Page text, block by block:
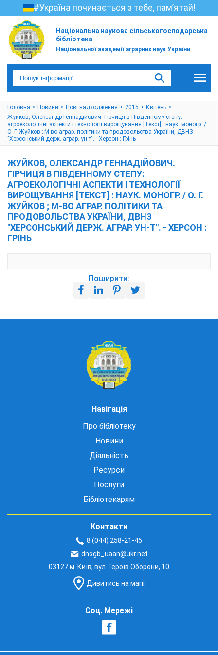
#Україна починається з тебе, пам’ятай!
Національна наукова сільськогосподарська
бібліотека
Національної академії аграрних наук України
Головна Новини Нові надходження 2015
Квітень
Жуйков, Олександр Геннадійович. Гірчиця в Південному степу:
агроекологічні аспекти і технології вирощування [Текст] : наук. моногр. /
О. Г. Жуйков ; М-во аграр. політики та продовольства України, ДВНЗ
"Херсонський держ. аграр. ун-т". - Херсон : Грінь
ЖУЙКОВ, ОЛЕКСАНДР ГЕННАДІЙОВИЧ.
ГІРЧИЦЯ В ПІВДЕННОМУ СТЕПУ:
АГРОЕКОЛОГІЧНІ АСПЕКТИ І ТЕХНОЛОГІЇ
ВИРОЩУВАННЯ [ТЕКСТ] : НАУК. МОНОГР. / О. Г.
ЖУЙКОВ ; М-ВО АГРАР. ПОЛІТИКИ ТА
ПРОДОВОЛЬСТВА УКРАЇНИ, ДВНЗ
"ХЕРСОНСЬКИЙ ДЕРЖ. АГРАР. УН-Т". - ХЕРСОН :
ГРІНЬ
Поширити:
Навігація
Про бібліотеку
Новини
Діяльність
Ресурси
Послуги
Бібліотекарям
Контакти
8 (044) 258-21-45
dnsgb_uaan@ukr.net
03127 м. Київ, вул. Героїв Оборони, 10
Дивитись на мапі
Соц. Мережі